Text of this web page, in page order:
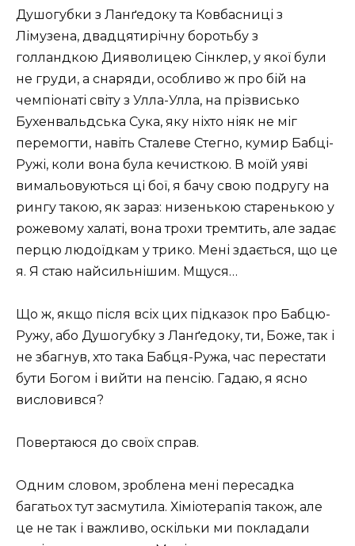
Душогубки з Ланґедоку та Ковбасниці з
Лімузена, двадцятирічну боротьбу з
голландкою Дияволицею Сінклер, у якої були
не груди, а снаряди, особливо ж про бій на
чемпіонаті світу з Улла-Улла, на прізвисько
Бухенвальдська Сука, яку ніхто ніяк не міг
перемогти, навіть Сталеве Стегно, кумир Бабці-
Ружі, коли вона була кечисткою. В моїй уяві
вимальовуються ці бої, я бачу свою подругу на
рингу такою, як зараз: низенькою старенькою у
рожевому халаті, вона трохи тремтить, але задає
перцю людоїдкам у трико. Мені здається, що це
я. Я стаю найсильнішим. Мщуся…
Що ж, якщо після всіх цих підказок про Бабцю-
Ружу, або Душогубку з Ланґедоку, ти, Боже, так і
не збагнув, хто така Бабця-Ружа, час перестати
бути Богом і вийти на пенсію. Гадаю, я ясно
висловився?
Повертаюся до своїх справ.
Одним словом, зроблена мені пересадка
багатьох тут засмутила. Хіміотерапія також, але
це не так і важливо, оскільки ми покладали